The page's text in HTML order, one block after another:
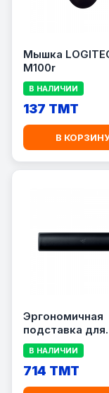
Мышка LOGITECH
M100r
В НАЛИЧИИ
137 TMT
В
Эргономичная
подставка для
запястий Razer
В НАЛИЧИИ
714 TMT